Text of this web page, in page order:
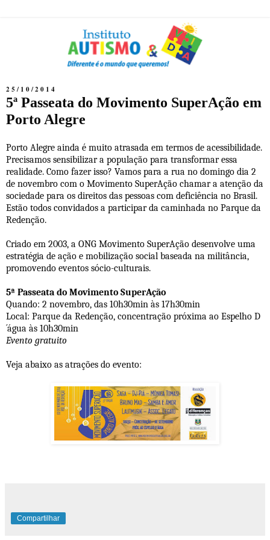
25/10/2014
5ª Passeata do Movimento SuperAção em
Porto Alegre
Porto Alegre ainda é muito atrasada em termos de acessibilidade.
Precisamos sensibilizar a população para transformar essa
realidade. Como fazer isso? Vamos para a rua no domingo dia 2
de novembro com o Movimento SuperAção chamar a atenção da
sociedade para os direitos das pessoas com deficiência no Brasil.
Estão todos convidados a participar da caminhada no Parque da
Redenção.
Criado em 2003, a ONG Movimento SuperAção desenvolve uma
estratégia de ação e mobilização social baseada na militância,
promovendo eventos sócio-culturais.
5ª Passeata do Movimento SuperAção
Quando: 2 novembro, das 10h30min às 17h30min
Local: Parque da Redenção, concentração próxima ao Espelho D
´água às 10h30min
Evento gratuito
Veja abaixo as atrações do evento:
Compartilhar